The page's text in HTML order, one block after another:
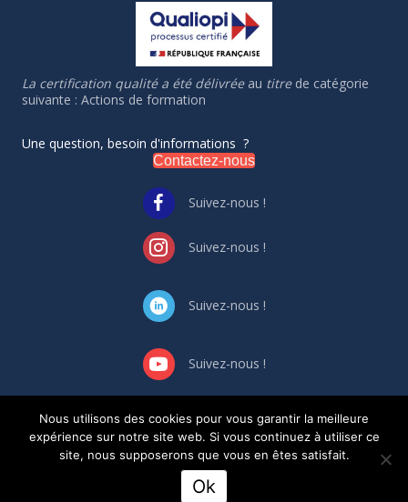
La certification qualité a été délivréeau titrede catégorie
suivante : Actions de formation
Une question, besoin d'informations ?
Contactez-nous
Suivez-nous !
Suivez-nous !
Suivez-nous !
Suivez-nous !
GESTION DES CONFLITS D’INTERETS
Règlement intérieur
Création site Internet Ekalio.fr
Nous utilisons des cookies pour vous garantir la meilleure
expérience sur notre site web. Si vous continuez à utiliser ce
site, nous supposerons que vous en êtes satisfait.
Ok